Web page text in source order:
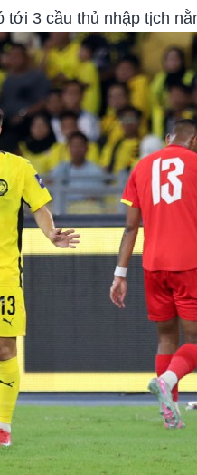
tới 3 cầu thủ nhập tịch